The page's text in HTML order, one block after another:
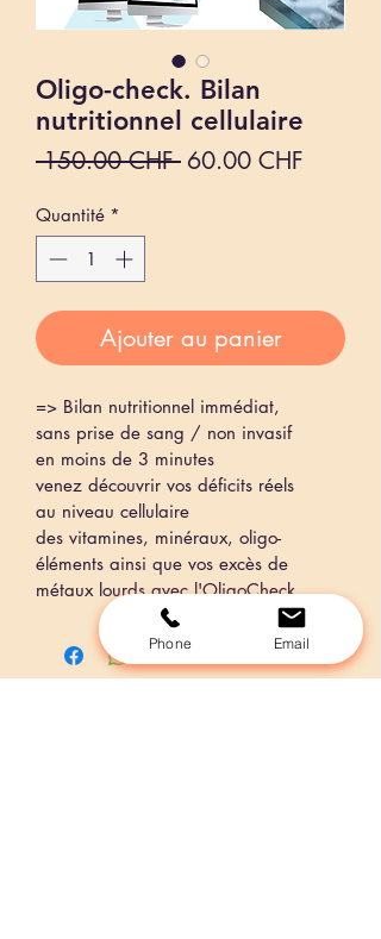
Oligo-check. Bilan
nutritionnel cellulaire
150.00 CHF Prix
60.00 CHF
Quantité *
Ajouter au panier
=> Bilan nutritionnel immédiat,
sans prise de sang / non invasif
en moins de 3 minutes
venez découvrir vos déficits réels
au niveau cellulaire
des vitamines, minéraux, oligo-
éléments ainsi que vos excès de
métaux lourds avec l'OligoCheck.
Phone Email